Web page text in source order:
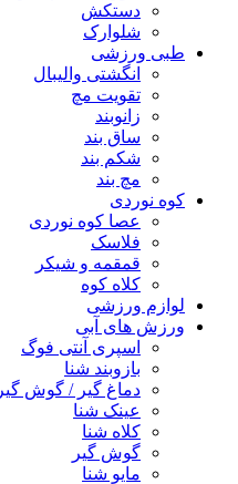
دستکش
شلوارک
طبی ورزشی
انگشتی واليبال
تقویت مچ
زانوبند
ساق بند
شکم بند
مچ بند
کوه نوردی
عصا کوه نوردی
فلاسک
قمقمه و شیکر
کلاه کوه
لوازم ورزشی
ورزش های آبی
اسپری آنتی فوگ
بازوبند شنا
دماغ گیر / گوش گیر
عینک شنا
کلاه شنا
گوش گیر
مایو شنا